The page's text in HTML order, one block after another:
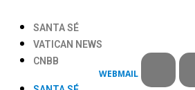
SANTA SÉ
VATICAN NEWS
CNBB
WEBMAIL